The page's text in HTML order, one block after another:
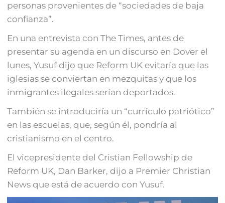
personas provenientes de “sociedades de baja
confianza”.
En una entrevista con The Times, antes de
presentar su agenda en un discurso en Dover el
lunes, Yusuf dijo que Reform UK evitaría que las
iglesias se conviertan en mezquitas y que los
inmigrantes ilegales serían deportados.
También se introduciría un “currículo patriótico”
en las escuelas, que, según él, pondría al
cristianismo en el centro.
El vicepresidente del Cristian Fellowship de
Reform UK, Dan Barker, dijo a Premier Christian
News que está de acuerdo con Yusuf.